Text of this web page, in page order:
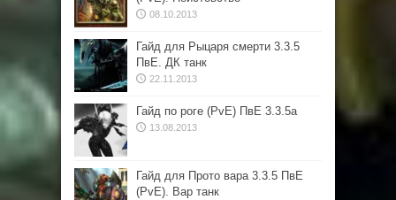
08.10.2013
Гайд для Рыцаря смерти 3.3.5
ПвЕ. ДК танк
22.11.2013
Гайд по роге (PvE) ПвЕ 3.3.5а
13.08.2013
Гайд для Прото вара 3.3.5 ПвЕ
(PvE). Вар танк